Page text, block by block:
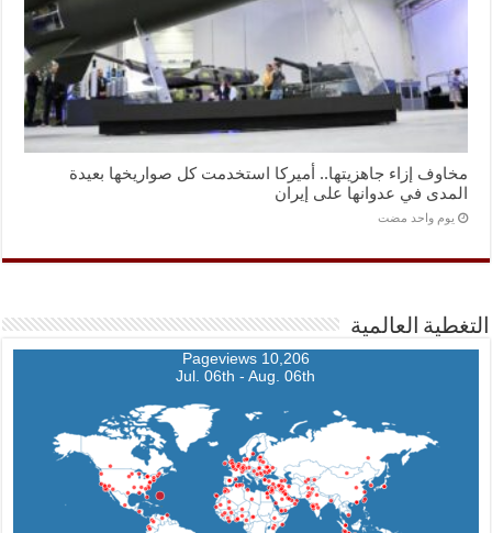
مخاوف إزاء جاهزيتها.. أميركا استخدمت كل صواريخها بعيدة
المدى في عدوانها على إيران
‏يوم واحد مضت
التغطية العالمية
10,206 Pageviews
Jul. 06th - Aug. 06th